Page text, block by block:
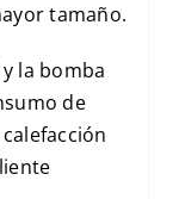
tamaño.
la bomba
de